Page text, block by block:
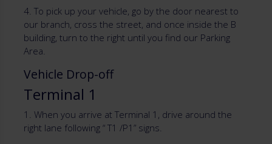
4. To pick up your vehicle, go by the door nearest to
our branch, cross the street, and once inside the B
building, turn to the right until you find our Parking
Area.
Vehicle Drop-off
Terminal 1
1. When you arrive at Terminal 1, drive around the
right lane following “ T1 /P1” signs.